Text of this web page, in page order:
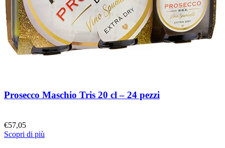
Prosecco Maschio Tris 20 cl – 24 pezzi
€57,05
Scopri di più